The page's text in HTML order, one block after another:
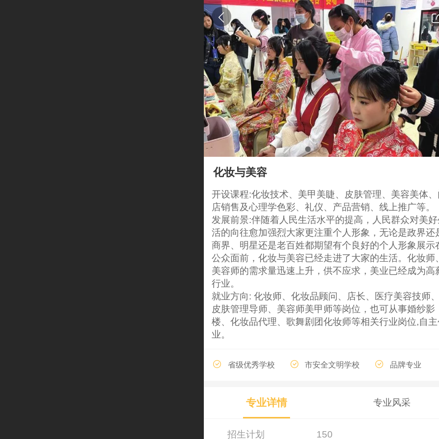
化妆与美容
开设课程:化妆技术、美甲美睫、皮肤管理、美容美体
店销售及心理学色彩、礼仪、产品营销、线上推广等。
发展前景:伴随着人民生活水平的提高，人民群众对美
活的向往愈加强烈大家更注重个人形象，无论是政界还
商界、明星还是老百姓都期望有个良好的个人形象展示
公众面前，化妆与美容已经走进了大家的生活。化妆师
美容师的需求量迅速上升，供不应求，美业已经成为高
行业。
就业方向: 化妆师、化妆品顾问、店长、医疗美容技师
皮肤管理导师、美容师美甲师等岗位，也可从事婚纱影
楼、化妆品代理、歌舞剧团化妆师等相关行业岗位,自
业。
省级优秀学校 市安全文明学校 品牌专业
专业详情 专业风采
招生计划 150